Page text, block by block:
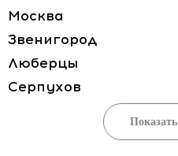
Москва
Звенигород
Люберцы
Серпухов